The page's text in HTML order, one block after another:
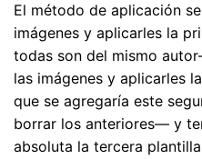
El método de aplicación
imágenes y aplicarles la
todas son del mismo
las imágenes y aplicarles
que se agregaría este
borrar los anteriores— y
absoluta la tercera